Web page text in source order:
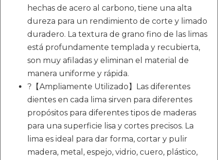
hechas de acero al carbono, tiene una alta
dureza para un rendimiento de corte y limado
duradero. La textura de grano fino de las limas
está profundamente templada y recubierta,
son muy afiladas y eliminan el material de
manera uniforme y rápida.
?【Ampliamente Utilizado】Las diferentes
dientes en cada lima sirven para diferentes
propósitos para diferentes tipos de maderas
para una superficie lisa y cortes precisos. La
lima es ideal para dar forma, cortar y pulir
madera, metal, espejo, vidrio, cuero, plástico,